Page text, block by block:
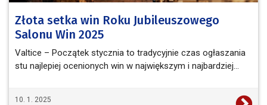
Złota setka win Roku Jubileuszowego
Salonu Win 2025
Valtice – Początek stycznia to tradycyjnie czas ogłaszania
stu najlepiej ocenionych win w największym i najbardziej…
10. 1. 2025